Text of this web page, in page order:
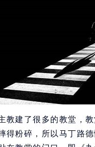
教建了很多的教堂，
得粉碎，所以马丁路